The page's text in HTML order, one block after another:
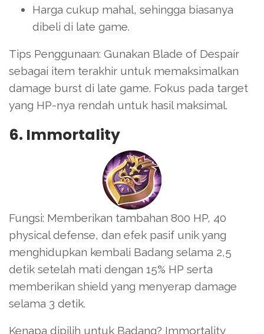
Harga cukup mahal, sehingga biasanya
dibeli di late game.
Tips Penggunaan: Gunakan Blade of Despair
sebagai item terakhir untuk memaksimalkan
damage burst di late game. Fokus pada target
yang HP-nya rendah untuk hasil maksimal.
6. Immortality
Fungsi: Memberikan tambahan 800 HP, 40
physical defense, dan efek pasif unik yang
menghidupkan kembali Badang selama 2,5
detik setelah mati dengan 15% HP serta
memberikan shield yang menyerap damage
selama 3 detik.
Kenapa dipilih untuk Badang? Immortality